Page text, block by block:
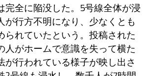
全に陥没した。5号線全体が浸
が行方不明になり、少なくとも
られていたという。投稿された
人がホームで意識を失って横た
が行われている様子が映し出さ